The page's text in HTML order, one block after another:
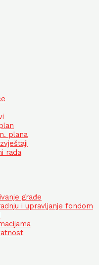
plana
rada
građe
i upravljanje fondom